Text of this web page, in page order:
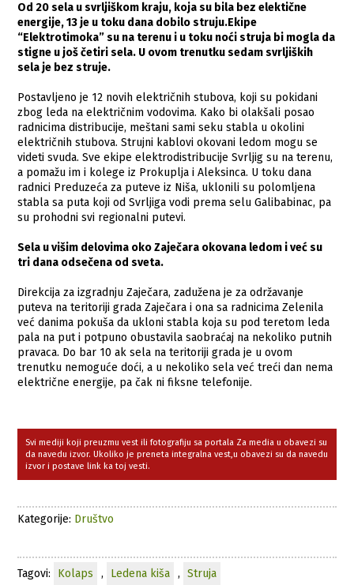
Od 20 sela u svrljiškom kraju, koja su bila bez elektične
energije, 13 je u toku dana dobilo struju.Ekipe
“Elektrotimoka” su na terenu i u toku noći struja bi mogla da
stigne u još četiri sela. U ovom trenutku sedam svrljiških
sela je bez struje.
Postavljeno je 12 novih električnih stubova, koji su pokidani
zbog leda na električnim vodovima. Kako bi olakšali posao
radnicima distribucije, meštani sami seku stabla u okolini
električnih stubova. Strujni kablovi okovani ledom mogu se
videti svuda. Sve ekipe elektrodistribucije Svrljig su na terenu,
a pomažu im i kolege iz Prokuplja i Aleksinca. U toku dana
radnici Preduzeća za puteve iz Niša, uklonili su polomljena
stabla sa puta koji od Svrljiga vodi prema selu Galibabinac, pa
su prohodni svi regionalni putevi.
Sela u višim delovima oko Zaječara okovana ledom i već su
tri dana odsečena od sveta.
Direkcija za izgradnju Zaječara, zadužena je za održavanje
puteva na teritoriji grada Zaječara i ona sa radnicima Zelenila
već danima pokuša da ukloni stabla koja su pod teretom leda
pala na put i potpuno obustavila saobraćaj na nekoliko putnih
pravaca. Do bar 10 ak sela na teritoriji grada je u ovom
trenutku nemoguće doći, a u nekoliko sela već treći dan nema
električne energije, pa čak ni fiksne telefonije.
Svi mediji koji preuzmu vest ili fotografiju sa portala Za media u obavezi su
da navedu izvor. Ukoliko je preneta integralna vest,u obavezi su da navedu
izvor i postave link ka toj vesti.
Kategorije: Društvo
Tagovi: Kolaps , Ledena kiša , Struja